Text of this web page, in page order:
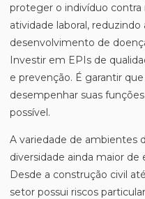
proteger o indivíduo contra
atividade laboral,
desenvolvimento de
Investir em EPIs de
e prevenção. É garantir
desempenhar suas
possível.
A variedade de ambientes
diversidade ainda maior
Desde a construção civil
setor possui riscos